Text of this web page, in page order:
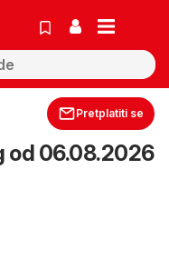
Pretplatiti se
od 06.08.2026